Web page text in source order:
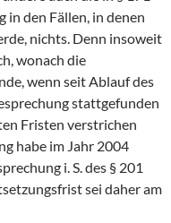
in den Fällen, in denen
nichts. Denn insoweit
wonach die
wenn seit Ablauf des
stattgefunden
Fristen verstrichen
habe im Jahr 2004
i. S. des § 201
sei daher am